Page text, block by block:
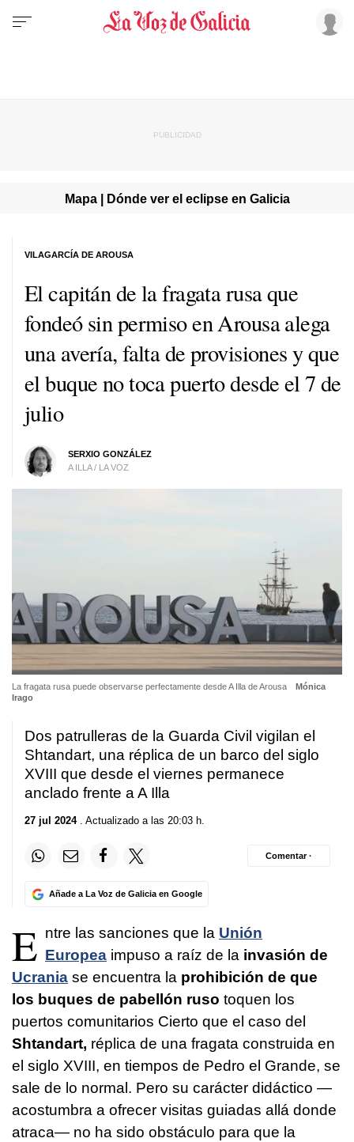
Mapa | Dónde ver el eclipse en Galicia
El capitán de la fragata rusa que
fondeó sin permiso en Arousa alega
una avería, falta de provisiones y que
el buque no toca puerto desde el 7 de
julio
SERXIO GONZÁLEZ
A ILLA / LA VOZ
VILAGARCÍA DE AROUSA
La fragata rusa puede observarse perfectamente desde A Illa de Arousa
Mónica
Irago
Dos patrulleras de la Guarda Civil vigilan el
Shtandart, una réplica de un barco del siglo
XVIII que desde el viernes permanece
anclado frente a A Illa
27 jul 2024. Actualizado a las 20:03 h.
Añade a La Voz de Galicia en Google
Comentar ·
E ntre las sanciones que la Unión
Europea impuso a raíz de la invasión de
Ucrania se encuentra la prohibición de que
los buques de pabellón ruso toquen los
puertos comunitarios Cierto que el caso del
Shtandart, réplica de una fragata construida en
el siglo XVIII, en tiempos de Pedro el Grande, se
sale de lo normal. Pero su carácter didáctico —
acostumbra a ofrecer visitas guiadas allá donde
atraca— no ha sido obstáculo para que la